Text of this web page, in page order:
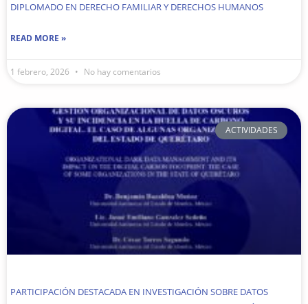
DIPLOMADO EN DERECHO FAMILIAR Y DERECHOS HUMANOS
READ MORE »
1 febrero, 2026 No hay comentarios
ACTIVIDADES
PARTICIPACIÓN DESTACADA EN INVESTIGACIÓN SOBRE DATOS